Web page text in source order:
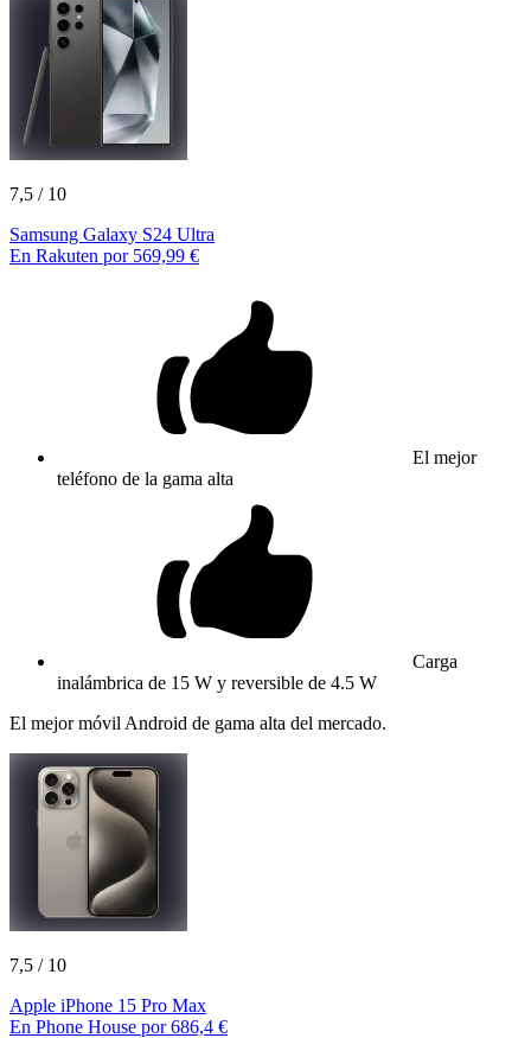
7,5 / 10
Samsung Galaxy S24 Ultra
En Rakuten por 569,99 €
El mejor
teléfono de la gama alta
Carga
inalámbrica de 15 W y reversible de 4.5 W
El mejor móvil Android de gama alta del mercado.
7,5 / 10
Apple iPhone 15 Pro Max
En Phone House por 686,4 €